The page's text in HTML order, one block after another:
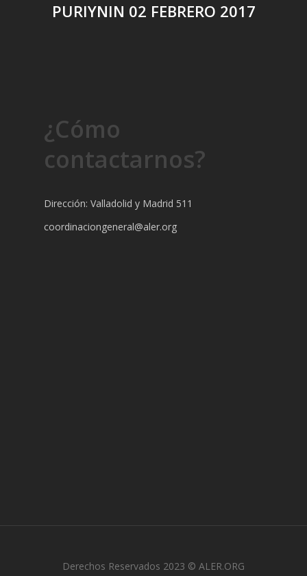
PURIYNIN 02 FEBRERO 2017
¿Cómo
contactarnos?
Dirección: Valladolid y Madrid 511
coordinaciongeneral@aler.org
Derechos Reservados 2023 © ALER.ORG